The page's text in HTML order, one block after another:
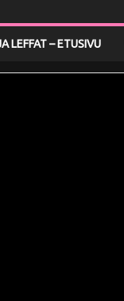
LEFFAT – ETUSIVU